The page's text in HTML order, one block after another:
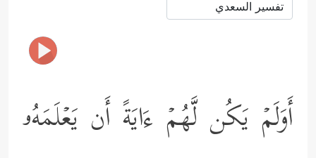
أَوَلَمۡ یَكُن لَّهُمۡ ءَایَةً أَن یَعۡلَمَهُۥ